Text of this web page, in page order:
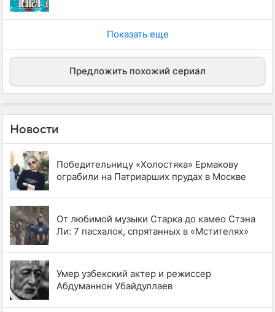
Показать еще
Предложить похожий сериал
Новости
Победительницу «Холостяка» Ермакову
ограбили на Патриарших прудах в Москве
От любимой музыки Старка до камео Стэна
Ли: 7 пасхалок, спрятанных в «Мстителях»
Умер узбекский актер и режиссер
Абдуманнон Убайдуллаев